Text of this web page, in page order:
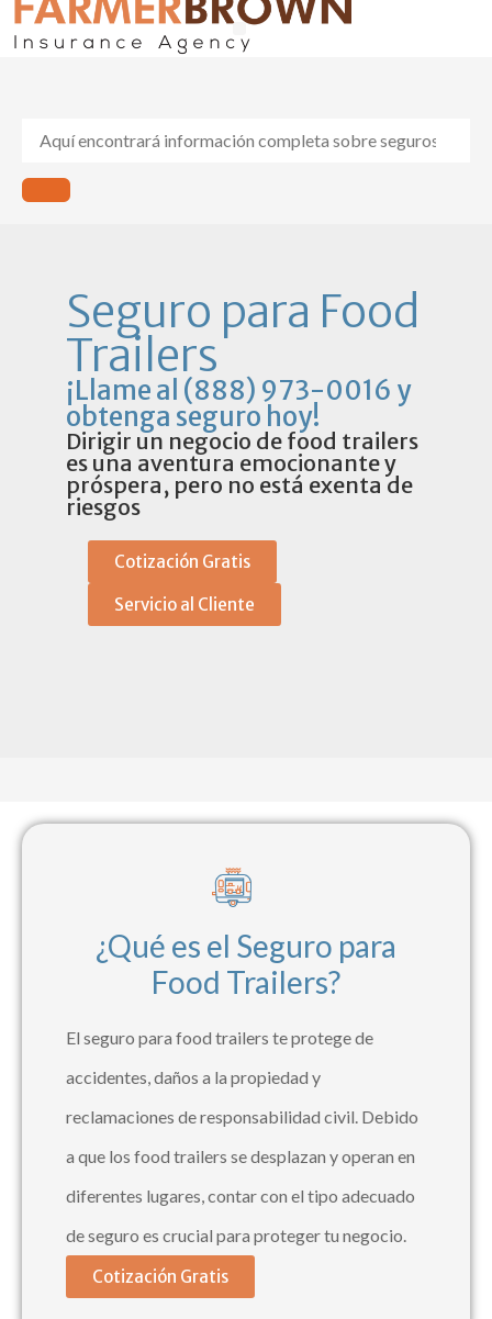
Seguro para Food
Trailers
¡Llame al (888) 973-0016 y
obtenga seguro hoy!
Dirigir un negocio de food trailers
es una aventura emocionante y
próspera, pero no está exenta de
riesgos
Cotización Gratis
Servicio al Cliente
¿Qué es el Seguro para
Food Trailers?
El seguro para food trailers te protege de
accidentes, daños a la propiedad y
reclamaciones de responsabilidad civil. Debido
a que los food trailers se desplazan y operan en
diferentes lugares, contar con el tipo adecuado
de seguro es crucial para proteger tu negocio.
Cotización Gratis